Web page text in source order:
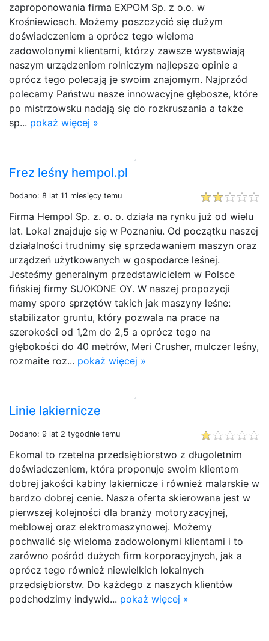
zaproponowania firma EXPOM Sp. z o.o. w
Krośniewicach. Możemy poszczycić się dużym
doświadczeniem a oprócz tego wieloma
zadowolonymi klientami, którzy zawsze wystawiają
naszym urządzeniom rolniczym najlepsze opinie a
oprócz tego polecają je swoim znajomym. Najprzód
polecamy Państwu nasze innowacyjne głębosze, które
po mistrzowsku nadają się do rozkruszania a także
sp... pokaż więcej »
Frez leśny hempol.pl
Dodano: 8 lat 11 miesięcy temu
Firma Hempol Sp. z. o. o. działa na rynku już od wielu
lat. Lokal znajduje się w Poznaniu. Od początku naszej
działalności trudnimy się sprzedawaniem maszyn oraz
urządzeń użytkowanych w gospodarce leśnej.
Jesteśmy generalnym przedstawicielem w Polsce
fińskiej firmy SUOKONE OY. W naszej propozycji
mamy sporo sprzętów takich jak maszyny leśne:
stabilizator gruntu, który pozwala na prace na
szerokości od 1,2m do 2,5 a oprócz tego na
głębokości do 40 metrów, Meri Crusher, mulczer leśny,
rozmaite roz... pokaż więcej »
Linie lakiernicze
Dodano: 9 lat 2 tygodnie temu
Ekomal to rzetelna przedsiębiorstwo z długoletnim
doświadczeniem, która proponuje swoim klientom
dobrej jakości kabiny lakiernicze i również malarskie w
bardzo dobrej cenie. Nasza oferta skierowana jest w
pierwszej kolejności dla branży motoryzacyjnej,
meblowej oraz elektromaszynowej. Możemy
pochwalić się wieloma zadowolonymi klientami i to
zarówno pośród dużych firm korporacyjnych, jak a
oprócz tego również niewielkich lokalnych
przedsiębiorstw. Do każdego z naszych klientów
podchodzimy indywid... pokaż więcej »